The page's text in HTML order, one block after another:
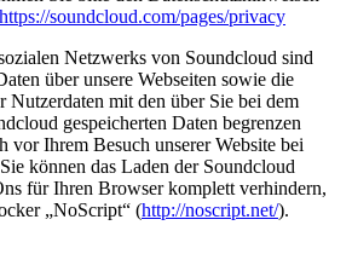
https://soundcloud.com/pages/privacy
Netzwerks von Soundcloud sind
über unsere Webseiten sowie die
Nutzerdaten mit den über Sie bei dem
gespeicherten Daten begrenzen
vor Ihrem Besuch unserer Website bei
können das Laden der Soundcloud
für Ihren Browser komplett verhindern,
„NoScript“ (http://noscript.net/).